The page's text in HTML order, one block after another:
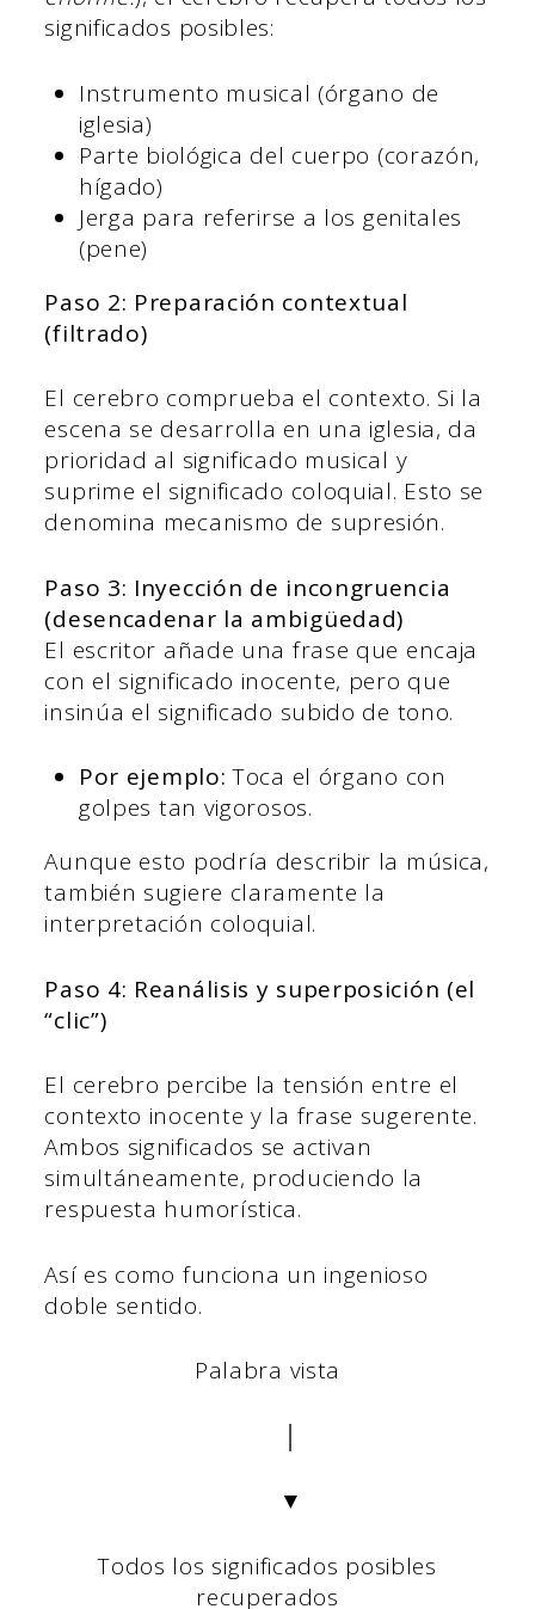
significados posibles:
Instrumento musical (órgano de
iglesia)
Parte biológica del cuerpo (corazón,
hígado)
Jerga para referirse a los genitales
(pene)
Paso 2: Preparación contextual
(filtrado)
El cerebro comprueba el contexto. Si la
escena se desarrolla en una iglesia, da
prioridad al significado musical y
suprime el significado coloquial. Esto se
denomina mecanismo de supresión.
Paso 3: Inyección de incongruencia
(desencadenar la ambigüedad)
El escritor añade una frase que encaja
con el significado inocente, pero que
insinúa el significado subido de tono.
Por ejemplo:Toca el órgano con
golpes tan vigorosos.
Aunque esto podría describir la música,
también sugiere claramente la
interpretación coloquial.
Paso 4: Reanálisis y superposición (el
“clic”)
El cerebro percibe la tensión entre el
contexto inocente y la frase sugerente.
Ambos significados se activan
simultáneamente, produciendo la
respuesta humorística.
Así es como funciona un ingenioso
doble sentido.
Palabra vista
▼
Todos los significados posibles
recuperados